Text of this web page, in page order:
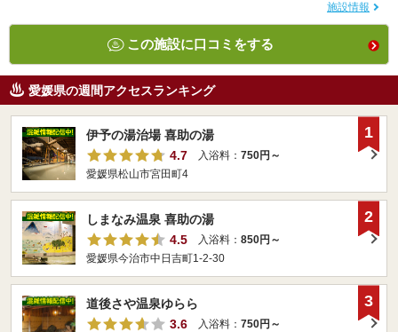
施設情報
この施設に口コミをする
愛媛県の週間アクセスランキング
伊予の湯治場 喜助の湯
4.7
入浴料： 750円～
愛媛県松山市宮田町4
1
しまなみ温泉 喜助の湯
4.5
入浴料： 850円～
愛媛県今治市中日吉町1-2-30
2
道後さや温泉ゆらら
3.6
入浴料： 750円～
3